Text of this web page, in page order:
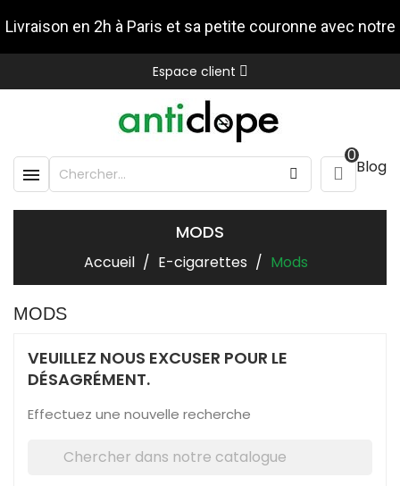
Livraison en 2h à Paris et sa petite couronne avec notre
partenaire Stuart
Espace client

0
Blog
MODS
Accueil E-cigarettes Mods
MODS
VEUILLEZ NOUS EXCUSER POUR LE
DÉSAGRÉMENT.
Effectuez une nouvelle recherche